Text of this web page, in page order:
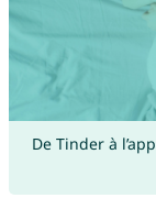
De Tinder à